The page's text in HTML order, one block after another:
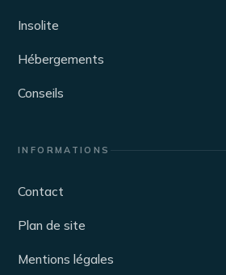
Insolite
Hébergements
Conseils
INFORMATIONS
Contact
Plan de site
Mentions légales